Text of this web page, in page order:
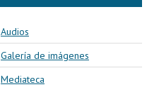
Audios
Galería de imágenes
Mediateca